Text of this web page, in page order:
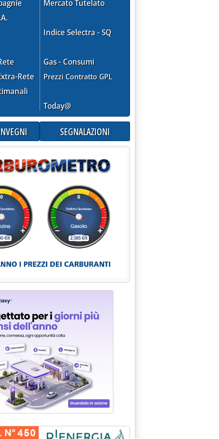
Rete
Mercato Tutelato
Indice Selectra - SQ
Gas - Consumi
Prezzi Contratto GPL
Today@
SEGNALAZIONI